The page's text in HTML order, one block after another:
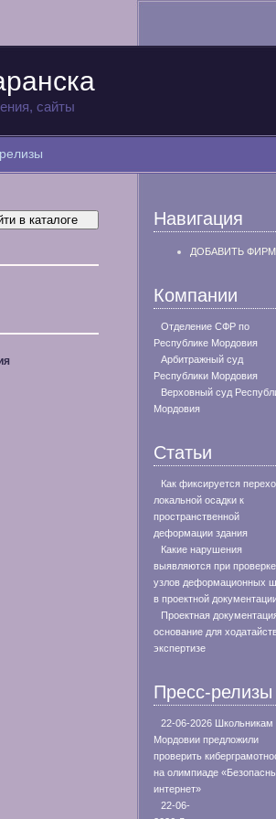
сайты
Навигация
ДОБАВИТЬ
Компании
Отделение СФР по
Республике Мордовия
Арбитражный суд
Республики Мордовия
Верховный суд
Мордовия
Статьи
Как фиксируется
локальной осадки к
пространственной
деформации здания
Какие нарушения
выявляются при проверке
узлов деформационных
в проектной
Проектная
основание для
экспертизе
Пресс-релизы
22-06-2026 Школьникам
Мордовии предложили
проверить
на олимпиаде
интернет»
22-06-